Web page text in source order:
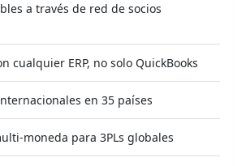
a través de red de socios
cualquier ERP, no solo QuickBooks
en 35 países
moneda para 3PLs globales